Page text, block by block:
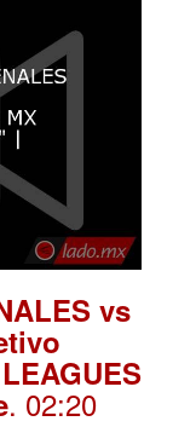
vs
. 02:20